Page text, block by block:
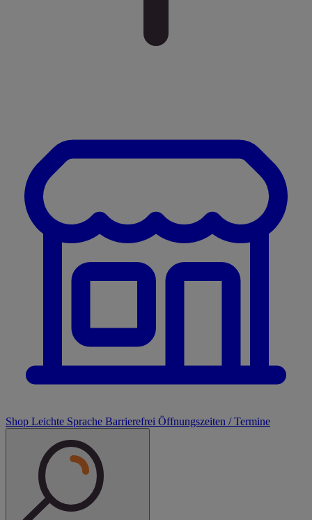
Shop Leichte Sprache Barrierefrei Öffnungszeiten / Termine